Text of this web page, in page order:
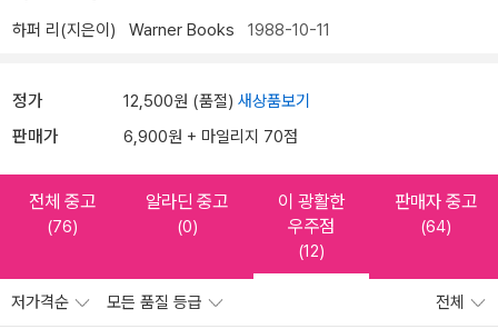
하퍼 리(지은이) Warner Books 1988-10-11
정가 12,500원 (품절) 새상품보기
판매가 6,900원 + 마일리지 70점
전체 중고
(76)
알라딘 중고
(0)
이 광활한
우주점
(12)
판매자 중고
(64)
저가격순 모든 품질 등급 전체